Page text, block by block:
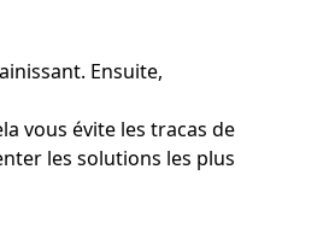
Ensuite,
vous évite les tracas de
les solutions les plus